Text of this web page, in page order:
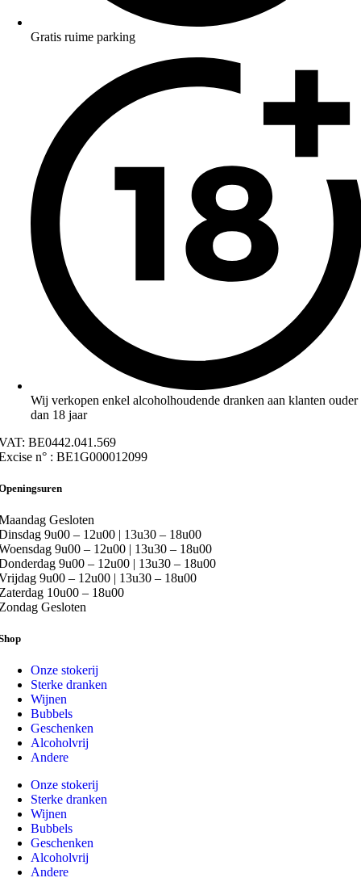
Gratis ruime parking
Wij verkopen enkel alcoholhoudende dranken aan klanten ouder
dan 18 jaar
BE0442.041.569
n° : BE1G000012099
Gesloten
9u00 – 12u00 | 13u30 – 18u00
9u00 – 12u00 | 13u30 – 18u00
9u00 – 12u00 | 13u30 – 18u00
9u00 – 12u00 | 13u30 – 18u00
10u00 – 18u00
Gesloten
Onze stokerij
Sterke dranken
Wijnen
Bubbels
Geschenken
Alcoholvrij
Andere
Onze stokerij
Sterke dranken
Wijnen
Bubbels
Geschenken
Alcoholvrij
Andere